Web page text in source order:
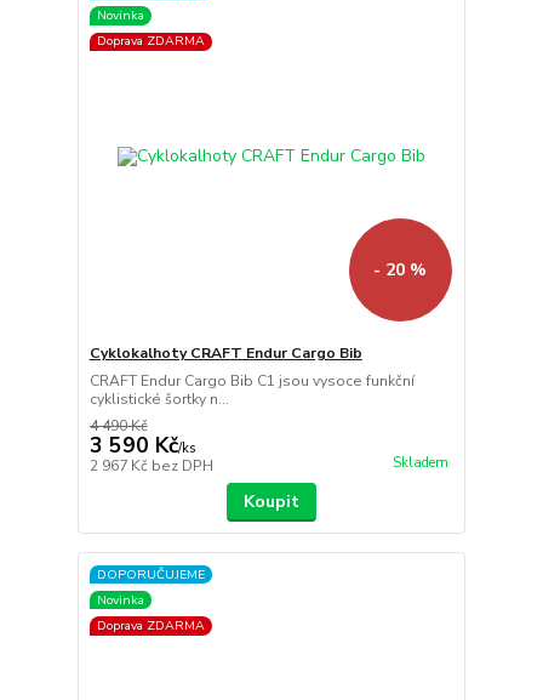
Novinka
Doprava ZDARMA
- 20 %
Cyklokalhoty CRAFT Endur Cargo Bib
CRAFT Endur Cargo Bib C1 jsou vysoce funkční
cyklistické šortky n...
4 490 Kč
3 590 Kč/ks
2 967 Kč bez DPH Skladem
Koupit
DOPORUČUJEME
Novinka
Doprava ZDARMA